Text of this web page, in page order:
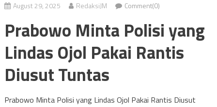
August 29, 2025 RedaksiJM Comment(0)
Prabowo Minta Polisi yang
Lindas Ojol Pakai Rantis
Diusut Tuntas
Prabowo Minta Polisi yang Lindas Ojol Pakai Rantis Diusut